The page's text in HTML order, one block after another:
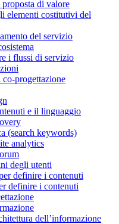
di valore
elementi costitutivi del
del servizio
i flussi di servizio
progettazione
e il linguaggio
(search keywords)
analytics
degli utenti
definire i contenuti
definire i contenuti
dell’informazione